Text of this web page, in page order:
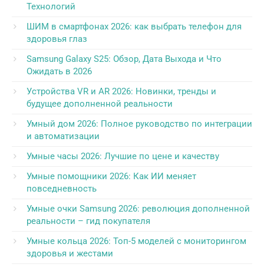
Технологий
ШИМ в смартфонах 2026: как выбрать телефон для
здоровья глаз
Samsung Galaxy S25: Обзор, Дата Выхода и Что
Ожидать в 2026
Устройства VR и AR 2026: Новинки, тренды и
будущее дополненной реальности
Умный дом 2026: Полное руководство по интеграции
и автоматизации
Умные часы 2026: Лучшие по цене и качеству
Умные помощники 2026: Как ИИ меняет
повседневность
Умные очки Samsung 2026: революция дополненной
реальности – гид покупателя
Умные кольца 2026: Топ-5 моделей с мониторингом
здоровья и жестами